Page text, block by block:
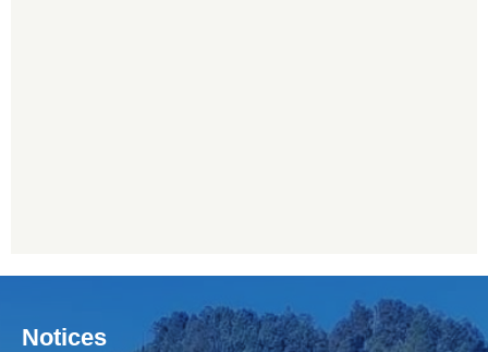
Notices